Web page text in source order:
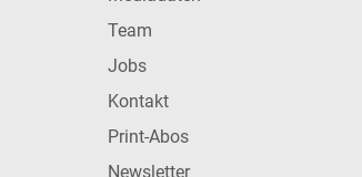
Team
Jobs
Kontakt
Print-Abos
Newsletter